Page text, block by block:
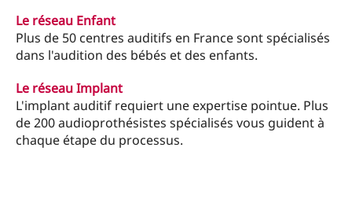
Le réseau Enfant
Plus de 50 centres auditifs en France sont spécialisés
dans l'audition des bébés et des enfants.
Le réseau Implant
L'implant auditif requiert une expertise pointue. Plus
de 200 audioprothésistes spécialisés vous guident à
chaque étape du processus.